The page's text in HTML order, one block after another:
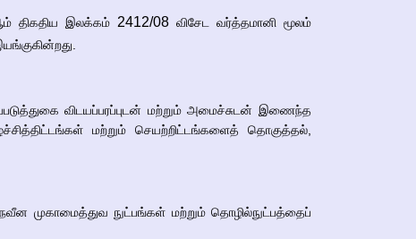
திகதிய இலக்கம் 2412/08 விசேட வர்த்தமானி மூலம்
விடயப்பரப்புடன் மற்றும் அமைச்சுடன் இணைந்த
மற்றும் செயற்றிட்டங்களைத் தொகுத்தல்,
முகாமைத்துவ நுட்பங்கள் மற்றும் தொழில்நுட்பத்தைப்